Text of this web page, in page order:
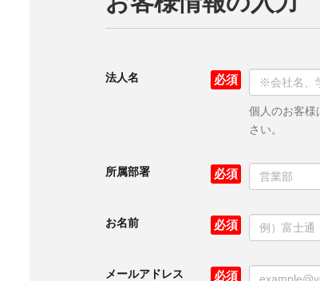
法人名
個人のお客様
さい。
所属部署
お名前
メールアドレス